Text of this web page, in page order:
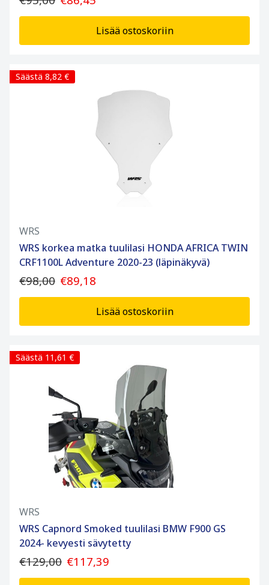
Lisää ostoskoriin
Säästä 8,82 €
WRS
WRS korkea matka tuulilasi HONDA AFRICA TWIN
CRF1100L Adventure 2020-23 (läpinäkyvä)
€98,00 €89,18
Lisää ostoskoriin
Säästä 11,61 €
WRS
WRS Capnord Smoked tuulilasi BMW F900 GS
2024- kevyesti sävytetty
€129,00 €117,39